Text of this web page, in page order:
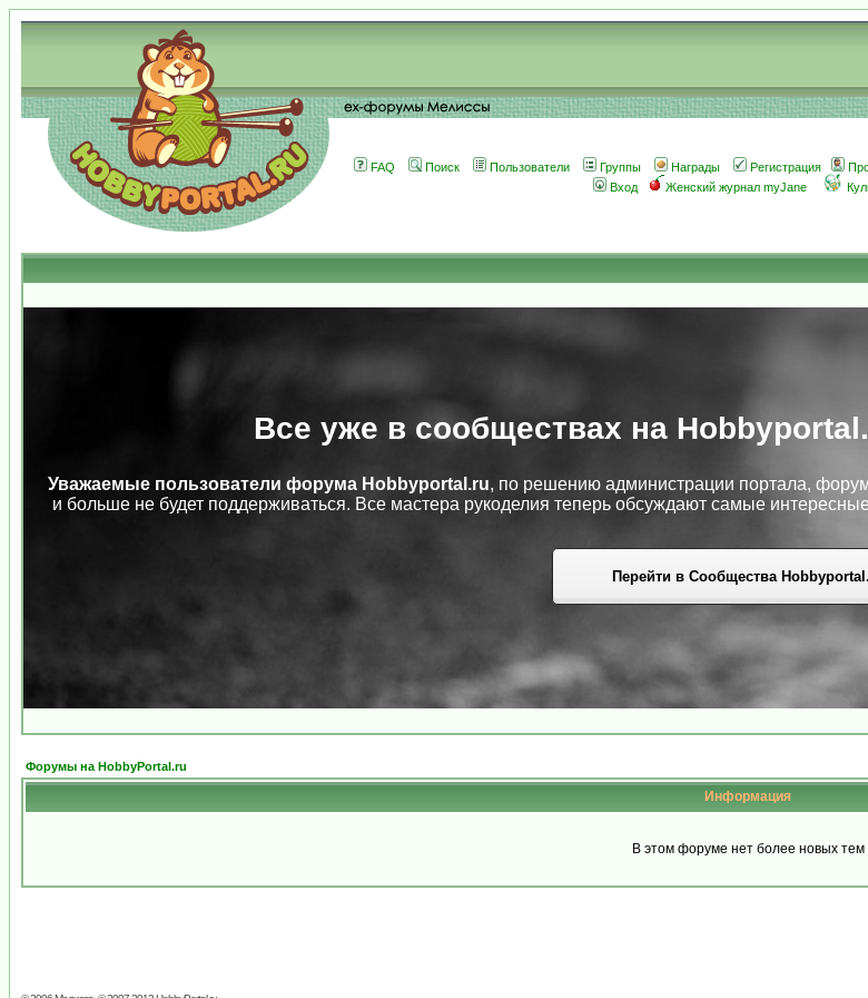
FAQ Поиск Пользователи Группы Награды Регистрация
Вход
Женский журнал myJane
Все уже в сообществах на
Уважаемые пользователи форума Hobbyportal.ru, по решению администрации портала,
и больше не будет поддерживаться. Все мастера рукоделия теперь обсуждают самые
Перейти в Сообщества
Форумы на HobbyPortal.ru
Информация
В этом форуме нет более новых тем